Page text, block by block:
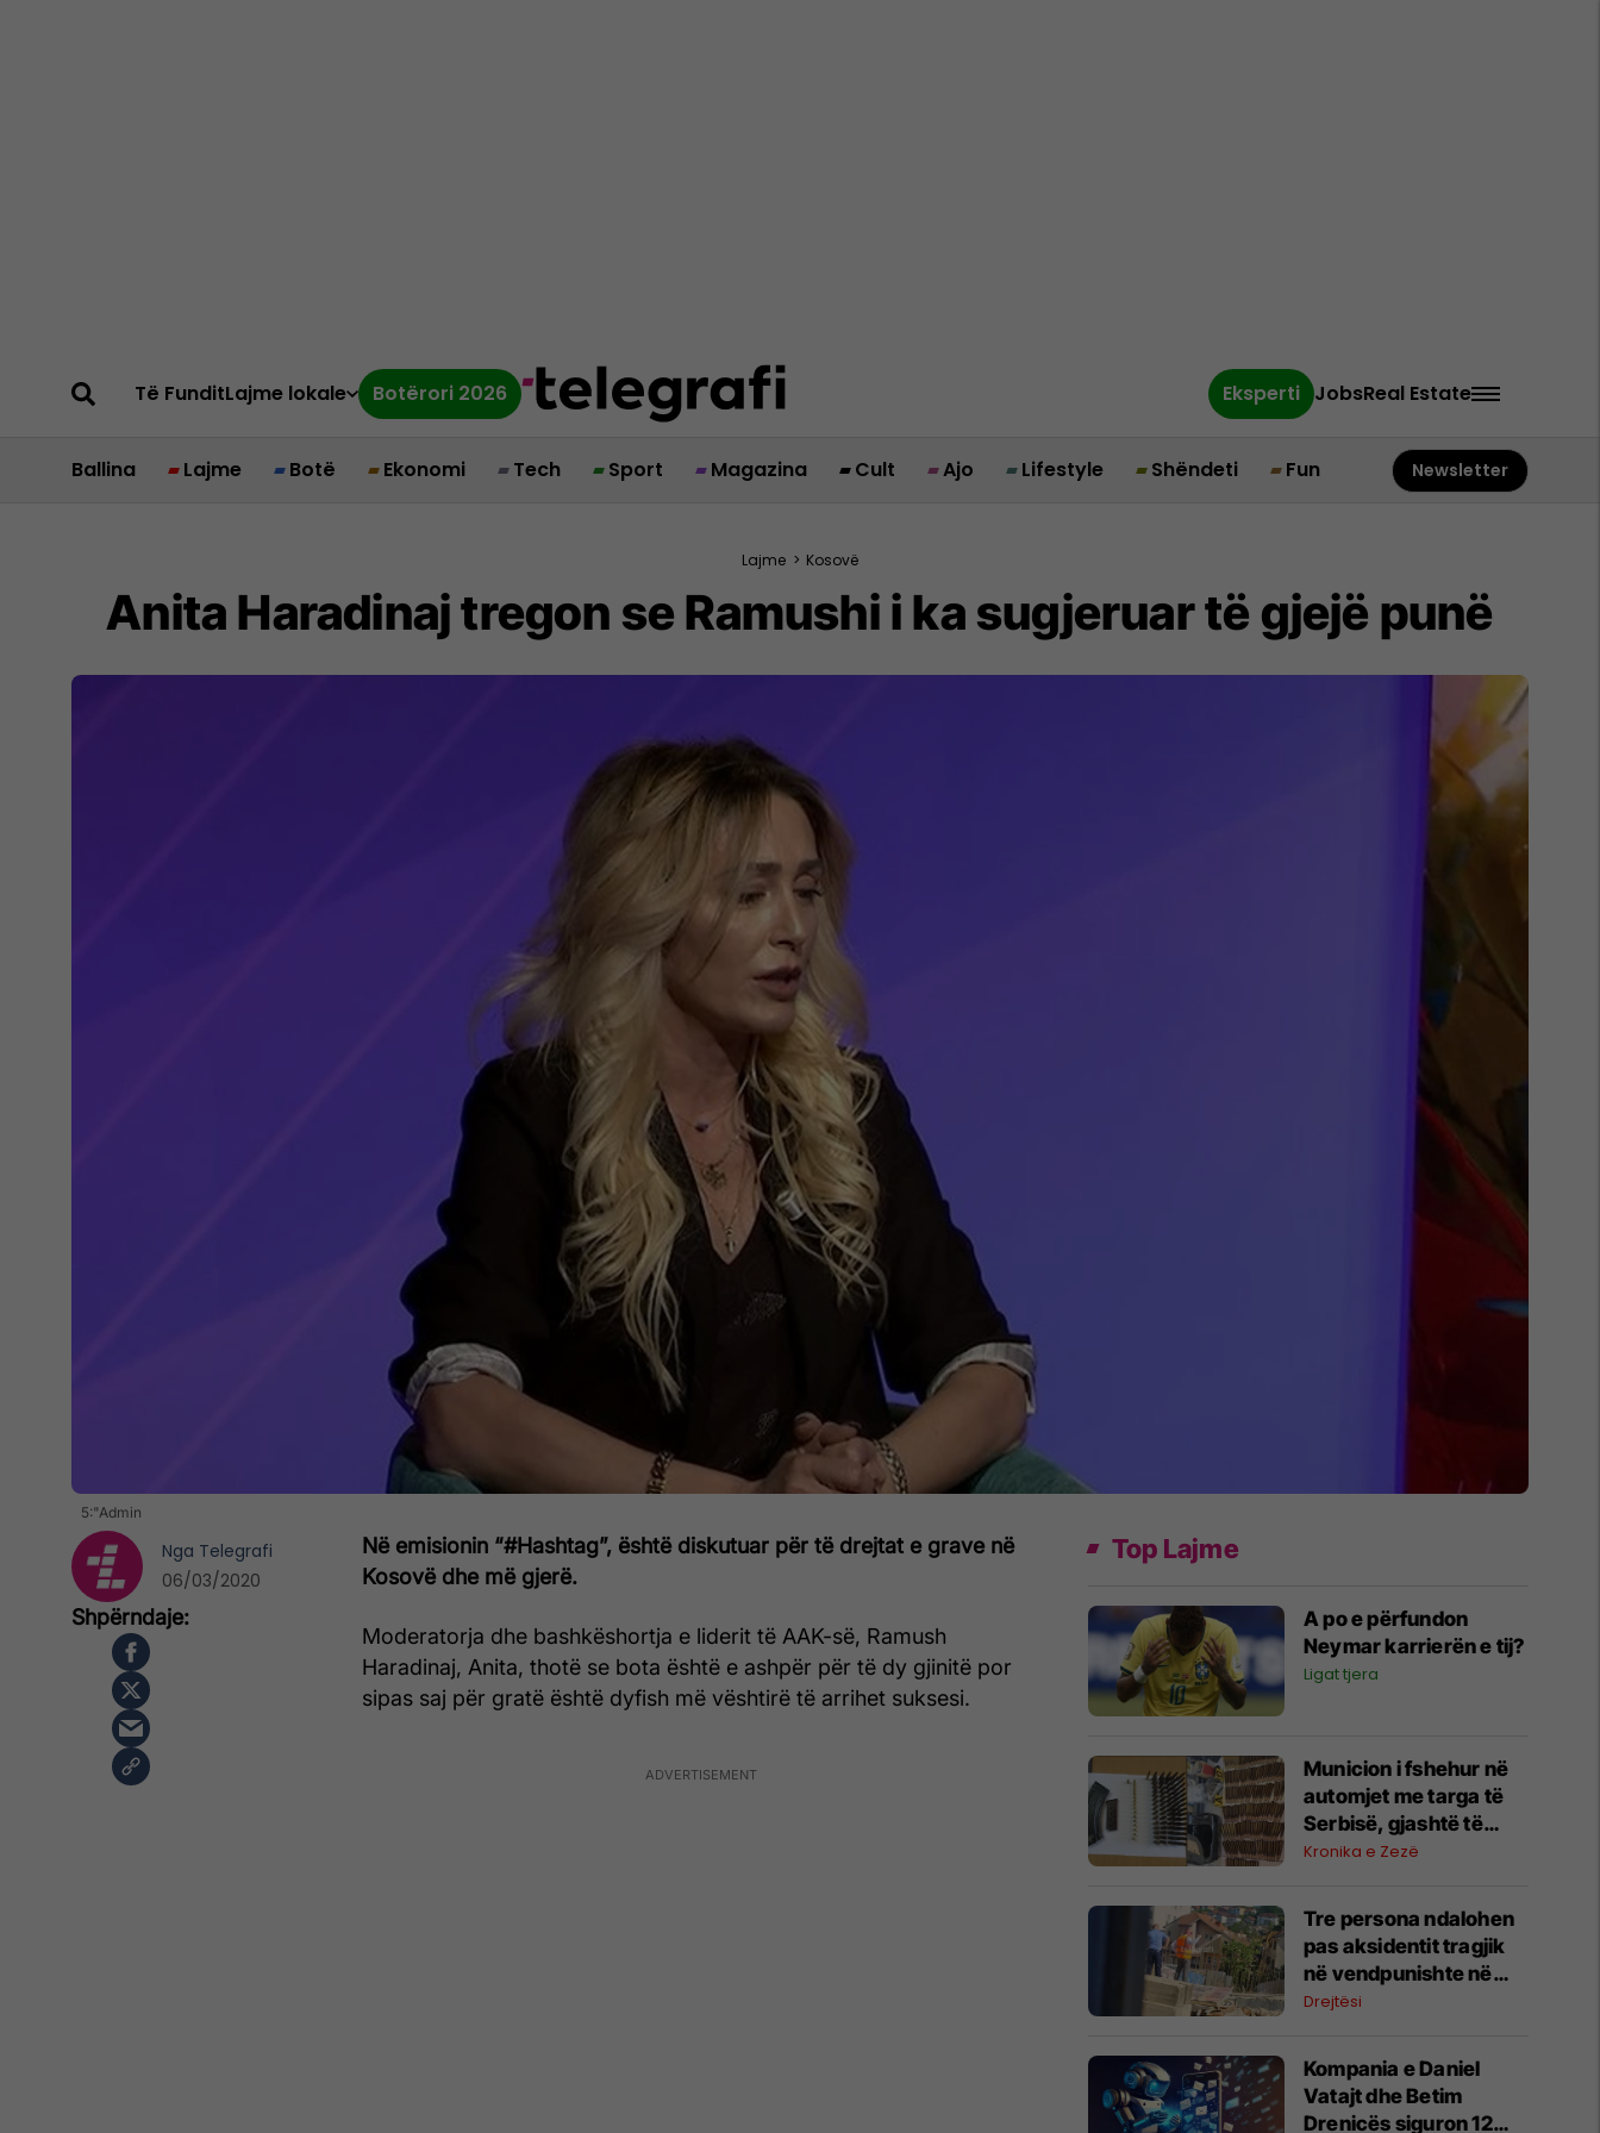
Të FunditLajme lokale Botërori 2026 Eksperti JobsReal Estate
Ballina Lajme Botë Ekonomi Tech Sport Magazina Cult Ajo Lifestyle Shëndeti Fun Newsletter
Lajme > Kosovë
Anita Haradinaj tregon se Ramushi i ka sugjeruar të gjejë punë
5:"Admin
Në emisionin “#Hashtag”, është diskutuar për të drejtat e grave në
Kosovë dhe më gjerë.
Moderatorja dhe bashkëshortja e liderit të AAK-së, Ramush
Haradinaj, Anita, thotë se bota është e ashpër për të dy gjinitë por
sipas saj për gratë është dyfish më vështirë të arrihet suksesi.
Nga Telegrafi
06/03/2020
Top Lajme
A po e përfundon
Neymar karrierën e tij?
Ligat tjera
Municion i fshehur në
automjet me targa të
Serbisë, gjashtë të
arrestuar në Prishtinë
Kronika e Zezë
Tre persona ndalohen
pas aksidentit tragjik
në vendpunishte në
Prishtinë, Prokuroria
Drejtësi
Kompania e Daniel
Vatajt dhe Betim
Drenicës siguron 12